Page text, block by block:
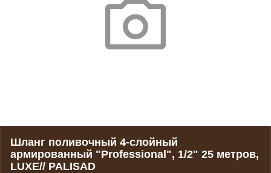
Шланг поливочный 4-слойный
армированный "Professional", 1/2" 25 метров,
LUXE// PALISAD